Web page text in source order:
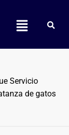
Servicio
de gatos